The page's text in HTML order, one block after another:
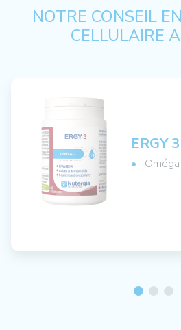
NOTRE CONSEIL
CELLULAIRE
ERGY 3